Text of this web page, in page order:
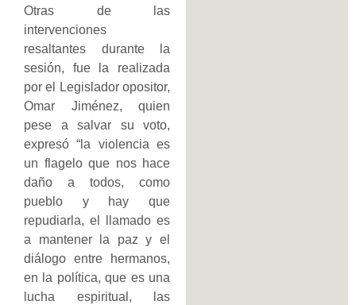
Otras de las
intervenciones
resaltantes durante la
sesión, fue la realizada
por el Legislador opositor,
Omar Jiménez, quien
pese a salvar su voto,
expresó “la violencia es
un flagelo que nos hace
daño a todos, como
pueblo y hay que
repudiarla, el llamado es
a mantener la paz y el
diálogo entre hermanos,
en la política, que es una
lucha espiritual, las